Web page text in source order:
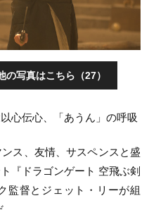
の写真はこちら（27）
心伝心、「あうん」の呼吸
ス、友情、サスペンスと盛
『ドラゴンゲート 空飛ぶ剣
監督とジェット・リーが組